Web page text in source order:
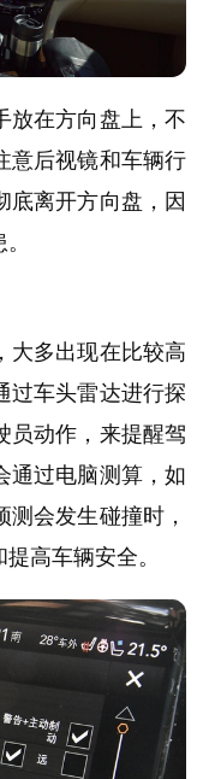
放在方向盘上，不
意后视镜和车辆行
底离开方向盘，因
大多出现在比较高
过车头雷达进行探
员动作，来提醒驾
通过电脑测算，如
会发生碰撞时，
高车辆安全。